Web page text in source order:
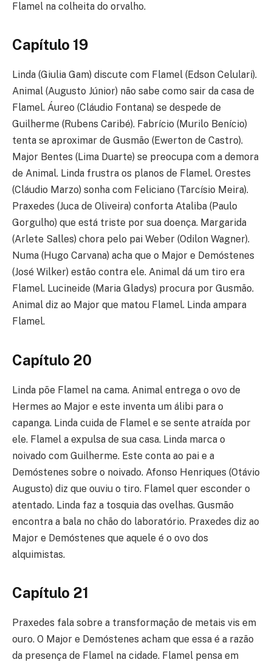
Flamel na colheita do orvalho.
Capítulo 19
Linda (Giulia Gam) discute com Flamel (Edson Celulari).
Animal (Augusto Júnior) não sabe como sair da casa de
Flamel. Áureo (Cláudio Fontana) se despede de
Guilherme (Rubens Caribé). Fabrício (Murilo Benício)
tenta se aproximar de Gusmão (Ewerton de Castro).
Major Bentes (Lima Duarte) se preocupa com a demora
de Animal. Linda frustra os planos de Flamel. Orestes
(Cláudio Marzo) sonha com Feliciano (Tarcísio Meira).
Praxedes (Juca de Oliveira) conforta Ataliba (Paulo
Gorgulho) que está triste por sua doença. Margarida
(Arlete Salles) chora pelo pai Weber (Odilon Wagner).
Numa (Hugo Carvana) acha que o Major e Demóstenes
(José Wilker) estão contra ele. Animal dá um tiro era
Flamel. Lucineide (Maria Gladys) procura por Gusmão.
Animal diz ao Major que matou Flamel. Linda ampara
Flamel.
Capítulo 20
Linda põe Flamel na cama. Animal entrega o ovo de
Hermes ao Major e este inventa um álibi para o
capanga. Linda cuida de Flamel e se sente atraída por
ele. Flamel a expulsa de sua casa. Linda marca o
noivado com Guilherme. Este conta ao pai e a
Demóstenes sobre o noivado. Afonso Henriques (Otávio
Augusto) diz que ouviu o tiro. Flamel quer esconder o
atentado. Linda faz a tosquia das ovelhas. Gusmão
encontra a bala no chão do laboratório. Praxedes diz ao
Major e Demóstenes que aquele é o ovo dos
alquimistas.
Capítulo 21
Praxedes fala sobre a transformação de metais vis em
ouro. O Major e Demóstenes acham que essa é a razão
da presença de Flamel na cidade. Flamel pensa em